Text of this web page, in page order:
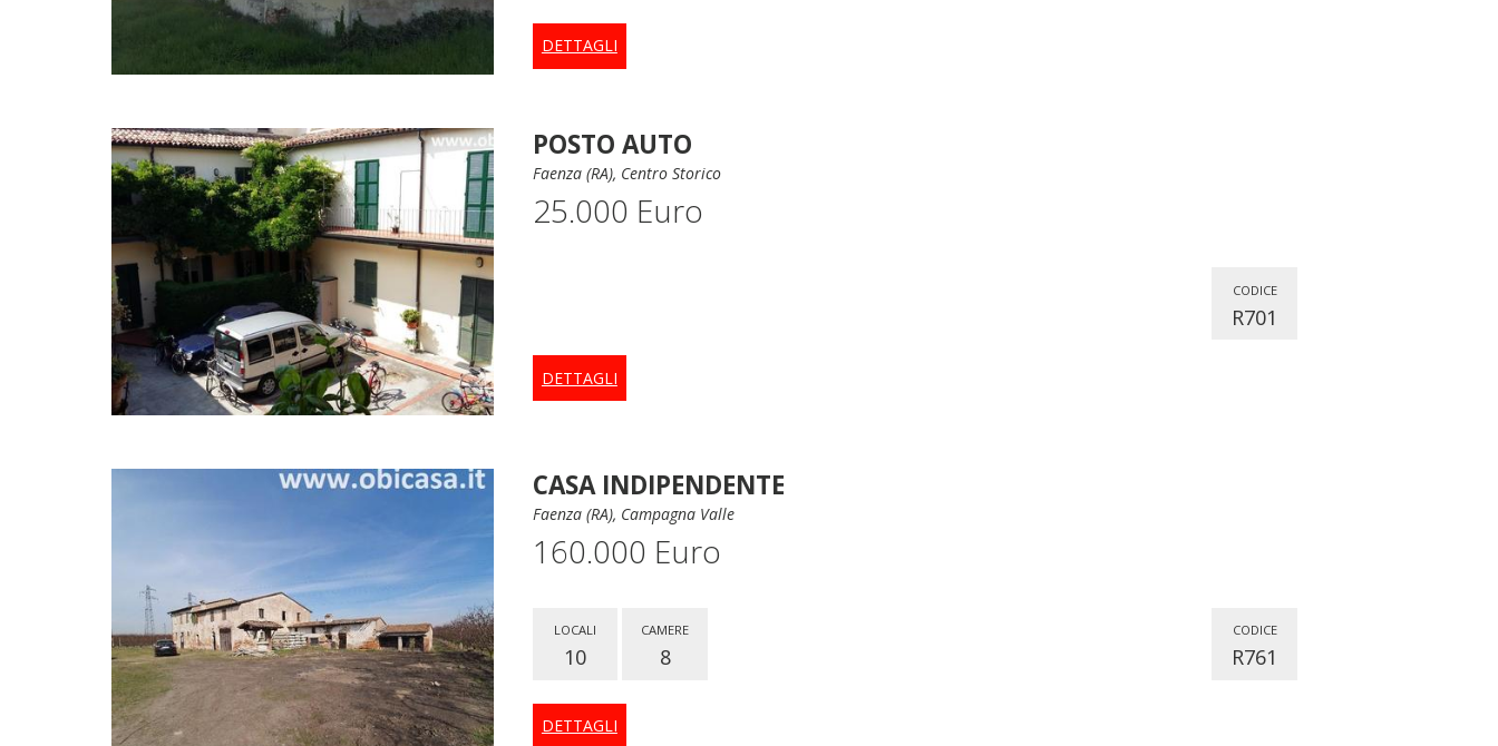
DETTAGLI
POSTO AUTO
Faenza (RA), Centro Storico
25.000 Euro
CODICE
R701
DETTAGLI
CASA INDIPENDENTE
Faenza (RA), Campagna Valle
160.000 Euro
CODICE
R761
LOCALI
10
CAMERE
8
DETTAGLI